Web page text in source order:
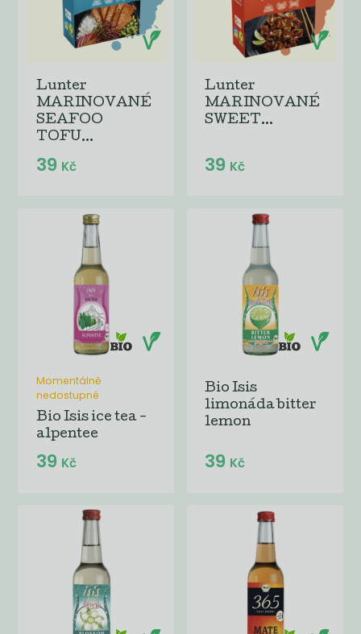
Lunter
MARINOVANÉ
SEAFOO
TOFU...
39 Kč
Lunter
MARINOVANÉ
SWEET...
39 Kč
Momentálně
nedostupné
Bio Isis ice tea -
alpentee
39 Kč
Bio Isis
limonáda bitter
lemon
39 Kč